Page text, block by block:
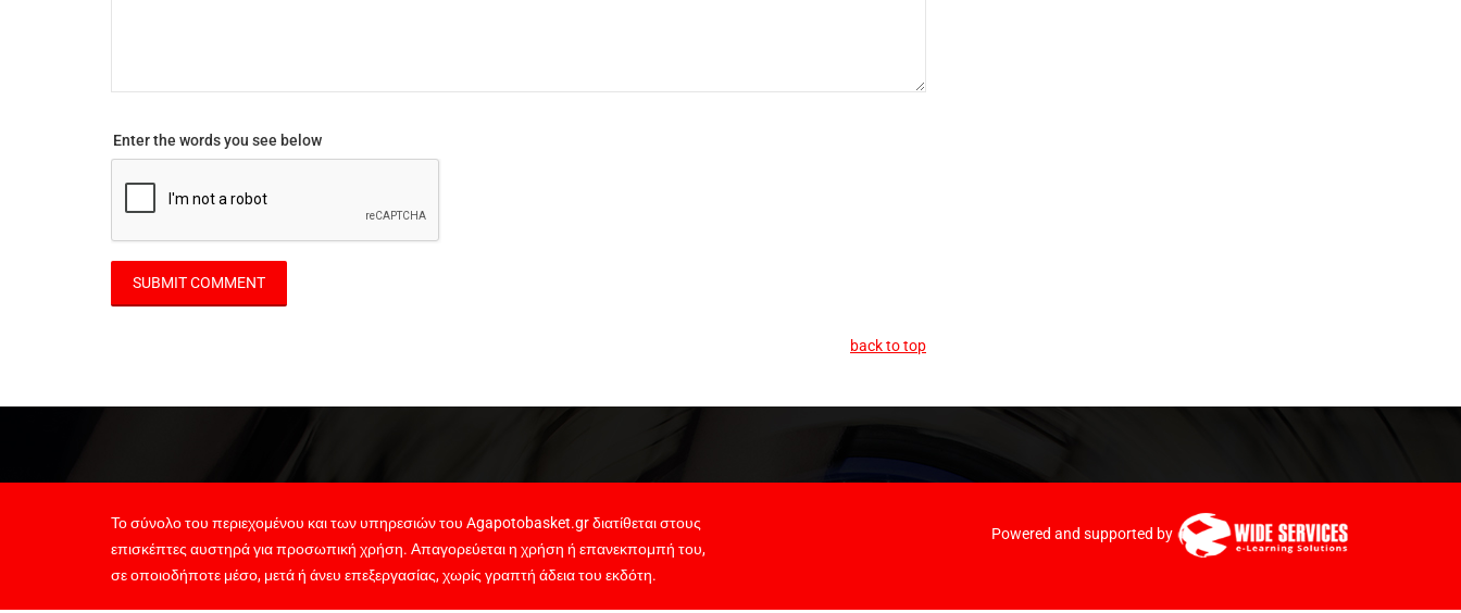
Enter the words you see below
back to top
Το σύνολο του περιεχομένου και των υπηρεσιών του Agapotobasket.gr διατίθεται στους
επισκέπτες αυστηρά για προσωπική χρήση. Απαγορεύεται η χρήση ή επανεκπομπή του,
σε οποιοδήποτε μέσο, μετά ή άνευ επεξεργασίας, χωρίς γραπτή άδεια του εκδότη.
Powered and supported by